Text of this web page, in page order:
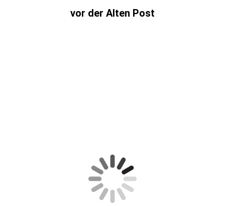
vor der Alten Post